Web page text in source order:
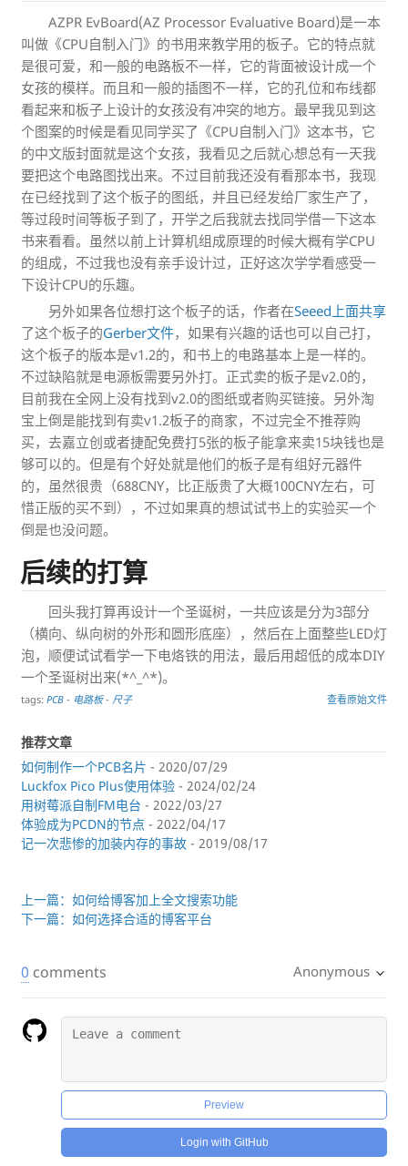
AZPR EvBoard(AZ Processor Evaluative Board)是一本
叫做《CPU自制入门》的书用来教学用的板子。它的特点就
是很可爱，和一般的电路板不一样，它的背面被设计成一个
女孩的模样。而且和一般的插图不一样，它的孔位和布线都
看起来和板子上设计的女孩没有冲突的地方。最早我见到这
个图案的时候是看见同学买了《CPU自制入门》这本书，它
的中文版封面就是这个女孩，我看见之后就心想总有一天我
要把这个电路图找出来。不过目前我还没有看那本书，我现
在已经找到了这个板子的图纸，并且已经发给厂家生产了，
等过段时间等板子到了，开学之后我就去找同学借一下这本
书来看看。虽然以前上计算机组成原理的时候大概有学CPU
的组成，不过我也没有亲手设计过，正好这次学学看感受一
下设计CPU的乐趣。
另外如果各位想打这个板子的话，作者在Seeed上面共享
了这个板子的Gerber文件，如果有兴趣的话也可以自己打，
这个板子的版本是v1.2的，和书上的电路基本上是一样的。
不过缺陷就是电源板需要另外打。正式卖的板子是v2.0的，
目前我在全网上没有找到v2.0的图纸或者购买链接。另外淘
宝上倒是能找到有卖v1.2板子的商家，不过完全不推荐购
买，去嘉立创或者捷配免费打5张的板子能拿来卖15块钱也是
够可以的。但是有个好处就是他们的板子是有组好元器件
的，虽然很贵（688CNY，比正版贵了大概100CNY左右，可
惜正版的买不到），不过如果真的想试试书上的实验买一个
倒是也没问题。
后续的打算
回头我打算再设计一个圣诞树，一共应该是分为3部分
（横向、纵向树的外形和圆形底座），然后在上面整些LED灯
泡，顺便试试看学一下电烙铁的用法，最后用超低的成本DIY
一个圣诞树出来(*^_^*)。
tags: PCB - 电路板- 尺子 查看原始文件
推荐文章
如何制作一个PCB名片 - 2020/07/29
Luckfox Pico Plus使用体验 - 2024/02/24
用树莓派自制FM电台 - 2022/03/27
体验成为PCDN的节点 - 2022/04/17
记一次悲惨的加装内存的事故 - 2019/08/17
上一篇：如何给博客加上全文搜索功能
下一篇：如何选择合适的博客平台
0 comments Anonymous
Preview
Login with GitHub